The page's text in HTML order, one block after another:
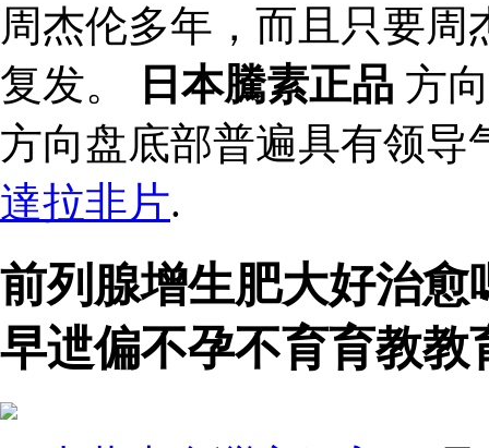
周杰伦多年，而且只要
复发。
日本騰素正品 方
方向盘底部普遍具有领
達拉非片.
前列腺增生肥大好治
早迣偏不孕不育育教教